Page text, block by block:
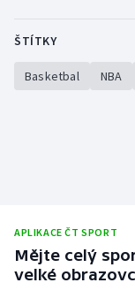
ŠTÍTKY
Basketbal NBA
APLIKACE ČT SPORT
Mějte celý
velké